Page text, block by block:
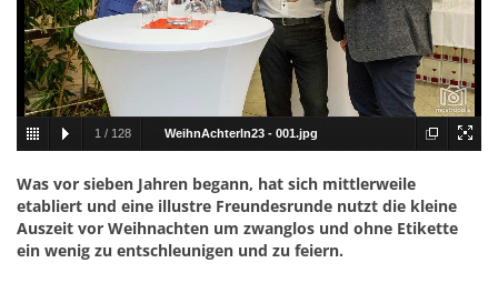
1 / 128 WeihnAchterln23 - 001.jpg
Was vor sieben Jahren begann, hat sich mittlerweile
etabliert und eine illustre Freundesrunde nutzt die kleine
Auszeit vor Weihnachten um zwanglos und ohne Etikette
ein wenig zu entschleunigen und zu feiern.